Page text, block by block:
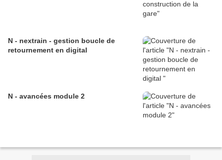
N - nextrain - gestion boucle de
retournement en digital
N - avancées module 2